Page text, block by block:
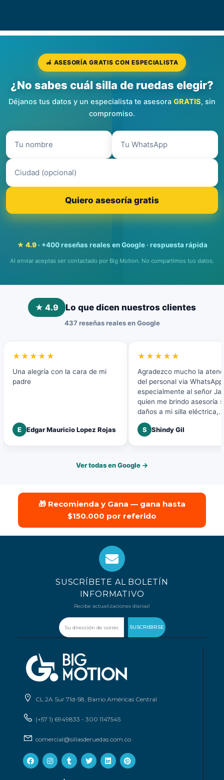
🦽 ASESORÍA GRATIS CON ESPECIALISTA
¿No sabes cuál silla de ruedas elegir?
Déjanos tus datos y un especialista te asesora GRATIS, sin
compromiso.
Quiero asesoría gratis
★ 4.9· +400 reseñas reales en Google · respuesta rápida
Al enviar aceptas ser contactado por Big Motion. No compartimos tus datos.
★ 4.9 Lo que dicen nuestros clientes
437 reseñas reales en Google
★★★★★
Una alegría con la cara de mi
padre
E Edgar Mauricio Lopez Rojas
★★★★★
Agradezco mucho la
del personal via
especialmente al señor
quien me brindo asesoría
daños a mi silla eléctrica,
agradezco la buena
disposición a mi solicitud.
S Shindy Gil
Ver todas en Google →
🎁 Recomienda y Gana — gana hasta
$150.000 por referido
SUSCRÍBETE AL BOLETÍN
INFORMATIVO
Recibe actualizaciones diarias!
SUSCRIBIRSE
CL 2A Sur 71d-58, Barrio Américas Central
(+57 1) 6949833 - 300 1147545
comercial@sillasderuedas.com.co